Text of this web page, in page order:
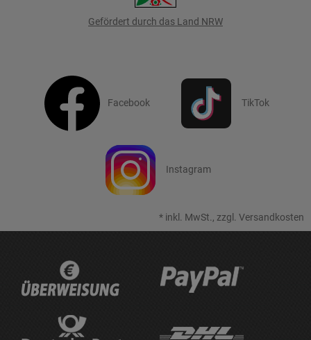
Gefördert durch das Land NRW
Facebook TikTok
Instagram
* inkl. MwSt., zzgl. Versandkosten